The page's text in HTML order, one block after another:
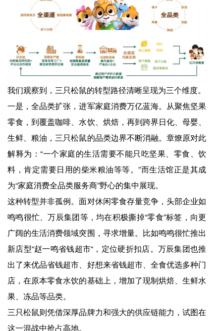
我们观察到，三只松鼠的转型路径清晰呈现为三个维度。
一是，全品类扩张，进军家庭消费万亿蓝海。从聚焦坚果
零食，到覆盖咖啡、水饮、烘焙，再到跨界日化、母婴、
生鲜、粮油，三只松鼠的品类边界不断消融。章燎原对此
解释为：“一个家庭的生活需要不能只吃坚果、零食、饮
料，肯定需要日用的柴米粮油等等。”而生活馆正是其成
为“家庭消费全品类服务商”野心的集中展现。
这种转型并非孤例。面对休闲零食存量竞争，头部企业如
鸣鸣很忙、万辰集团等，均在积极撕掉“零食”标签，向更
广阔的生活消费领域突围，寻求增量。比如鸣鸣很忙推出
新店型“赵一鸣省钱超市“，定位硬折扣店。万辰集团也推
出了来优品省钱超市、好想来省钱超市、全食优选多种门
店，在原本零食水饮的基础上，增加了现制烘焙、生鲜水
果、冻品等品类。
三只松鼠则凭借深厚品牌力和强大的供应链能力，试图在
这一混战中抢占高地。